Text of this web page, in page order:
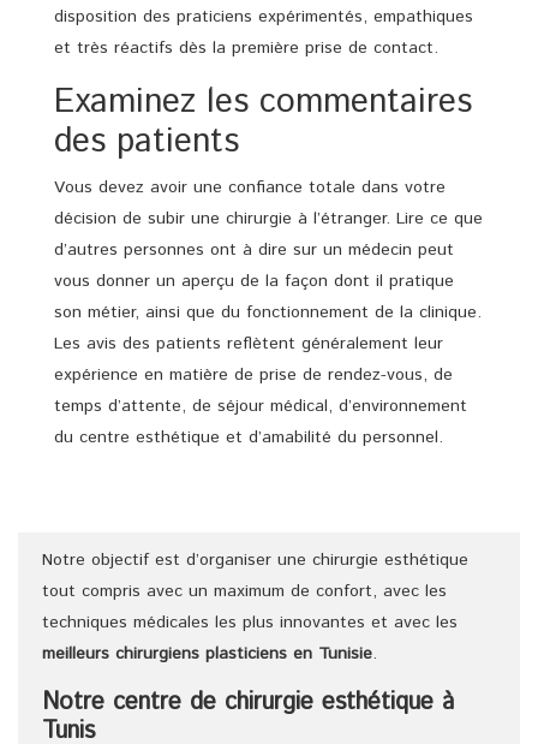
disposition des praticiens expérimentés, empathiques
et très réactifs dès la première prise de contact.
Examinez les commentaires
des patients
Vous devez avoir une confiance totale dans votre
décision de subir une chirurgie à l’étranger. Lire ce que
d’autres personnes ont à dire sur un médecin peut
vous donner un aperçu de la façon dont il pratique
son métier, ainsi que du fonctionnement de la clinique.
Les avis des patients reflètent généralement leur
expérience en matière de prise de rendez-vous, de
temps d’attente, de séjour médical, d’environnement
du centre esthétique et d’amabilité du personnel.
Notre objectif est d’organiser une chirurgie esthétique
tout compris avec un maximum de confort, avec les
techniques médicales les plus innovantes et avec les
meilleurs chirurgiens plasticiens en Tunisie.
Notre centre de chirurgie esthétique à
Tunis